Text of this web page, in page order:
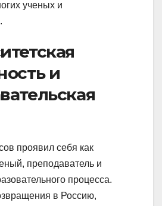
ученых и
и
проявил себя как
преподаватель и
процесса.
в Россию,